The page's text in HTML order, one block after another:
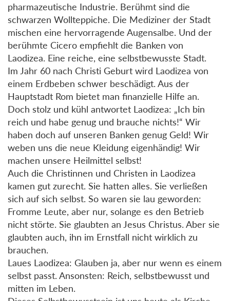
pharmazeutische Industrie. Berühmt sind die
schwarzen Wollteppiche. Die Mediziner der Stadt
mischen eine hervorragende Augensalbe. Und der
berühmte Cicero empfiehlt die Banken von
Laodizea. Eine reiche, eine selbstbewusste Stadt.
Im Jahr 60 nach Christi Geburt wird Laodizea von
einem Erdbeben schwer beschädigt. Aus der
Hauptstadt Rom bietet man finanzielle Hilfe an.
Doch stolz und kühl antwortet Laodizea: „Ich bin
reich und habe genug und brauche nichts!“ Wir
haben doch auf unseren Banken genug Geld! Wir
weben uns die neue Kleidung eigenhändig! Wir
machen unsere Heilmittel selbst!
Auch die Christinnen und Christen in Laodizea
kamen gut zurecht. Sie hatten alles. Sie verließen
sich auf sich selbst. So waren sie lau geworden:
Fromme Leute, aber nur, solange es den Betrieb
nicht störte. Sie glaubten an Jesus Christus. Aber sie
glaubten auch, ihn im Ernstfall nicht wirklich zu
brauchen.
Laues Laodizea: Glauben ja, aber nur wenn es einem
selbst passt. Ansonsten: Reich, selbstbewusst und
mitten im Leben.